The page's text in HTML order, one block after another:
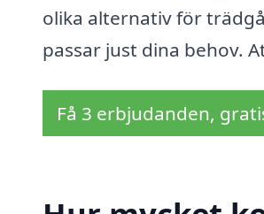
olika alternativ för
passar just dina behov.
Få 3 erbjudanden,